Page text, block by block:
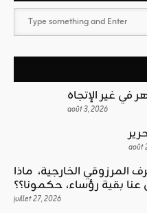
غير الإتجاه
août 3, 2026
août
المرزوقي الخارجية، ماذا
بقية رؤساء، حكمونا؟؟
juillet 27, 2026